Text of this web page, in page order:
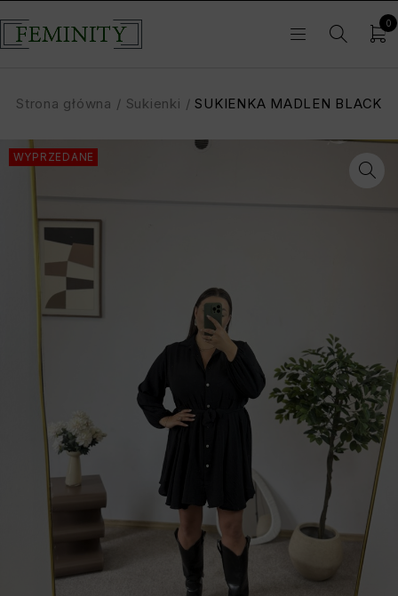
0
Strona główna / Sukienki / SUKIENKA MADLEN BLACK
WYPRZEDANE